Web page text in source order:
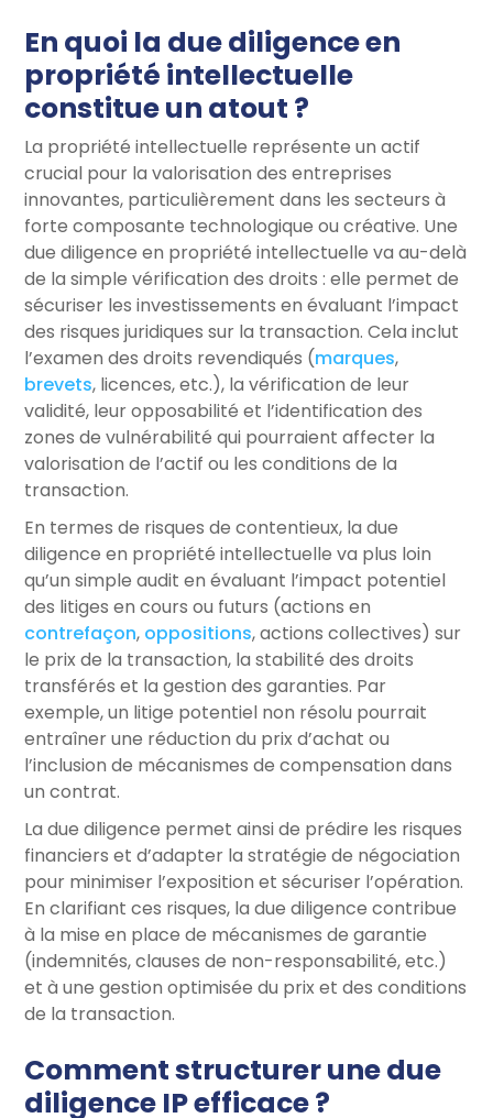
En quoi la due diligence en
propriété intellectuelle
constitue un atout ?
La propriété intellectuelle représente un actif
crucial pour la valorisation des entreprises
innovantes, particulièrement dans les secteurs à
forte composante technologique ou créative. Une
due diligence en propriété intellectuelle va au-delà
de la simple vérification des droits : elle permet de
sécuriser les investissements en évaluant l’impact
des risques juridiques sur la transaction. Cela inclut
l’examen des droits revendiqués (marques,
brevets, licences, etc.), la vérification de leur
validité, leur opposabilité et l’identification des
zones de vulnérabilité qui pourraient affecter la
valorisation de l’actif ou les conditions de la
transaction.
En termes de risques de contentieux, la due
diligence en propriété intellectuelle va plus loin
qu’un simple audit en évaluant l’impact potentiel
des litiges en cours ou futurs (actions en
contrefaçon, oppositions, actions collectives) sur
le prix de la transaction, la stabilité des droits
transférés et la gestion des garanties. Par
exemple, un litige potentiel non résolu pourrait
entraîner une réduction du prix d’achat ou
l’inclusion de mécanismes de compensation dans
un contrat.
La due diligence permet ainsi de prédire les risques
financiers et d’adapter la stratégie de négociation
pour minimiser l’exposition et sécuriser l’opération.
En clarifiant ces risques, la due diligence contribue
à la mise en place de mécanismes de garantie
(indemnités, clauses de non-responsabilité, etc.)
et à une gestion optimisée du prix et des conditions
de la transaction.
Comment structurer une due
diligence IP efficace ?